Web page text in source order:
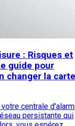
: Risques et
guide pour
changer la carte
centrale
persistante qui